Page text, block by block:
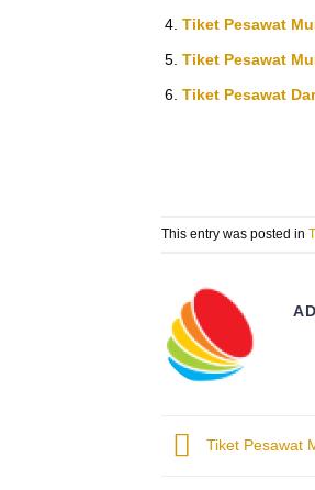
Tiket Pesawat
Tiket Pesawat
Tiket Pesawat
This entry was posted in
Tiket Pesawat